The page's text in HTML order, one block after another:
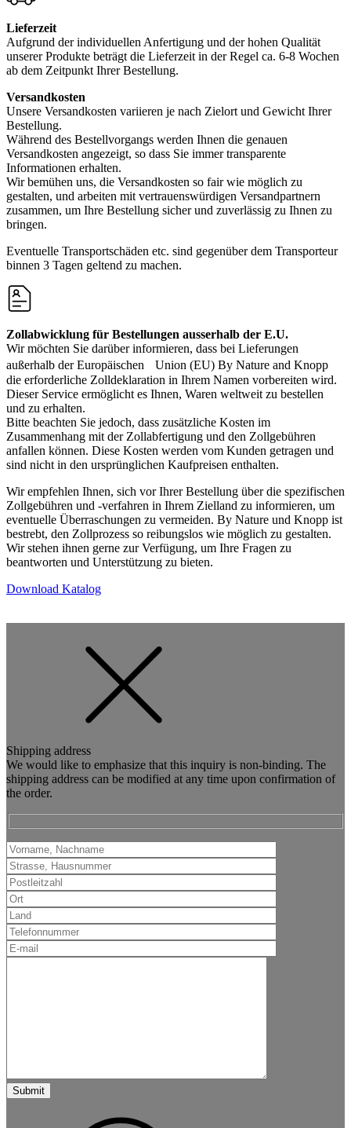
Lieferzeit
Aufgrund der individuellen Anfertigung und der hohen Qualität
unserer Produkte beträgt die Lieferzeit in der Regel ca. 6-8 Wochen
ab dem Zeitpunkt Ihrer Bestellung.
Versandkosten
Unsere Versandkosten variieren je nach Zielort und Gewicht Ihrer
Bestellung.
Während des Bestellvorgangs werden Ihnen die genauen
Versandkosten angezeigt, so dass Sie immer transparente
Informationen erhalten.
Wir bemühen uns, die Versandkosten so fair wie möglich zu
gestalten, und arbeiten mit vertrauenswürdigen Versandpartnern
zusammen, um Ihre Bestellung sicher und zuverlässig zu Ihnen zu
bringen.
Eventuelle Transportschäden etc. sind gegenüber dem Transporteur
binnen 3 Tagen geltend zu machen.
Zollabwicklung für Bestellungen ausserhalb der E.U.
Wir möchten Sie darüber informieren, dass bei Lieferungen
außerhalb der Europäischen Union (EU) By Nature and Knopp
die erforderliche Zolldeklaration in Ihrem Namen vorbereiten wird.
Dieser Service ermöglicht es Ihnen, Waren weltweit zu bestellen
und zu erhalten.
Bitte beachten Sie jedoch, dass zusätzliche Kosten im
Zusammenhang mit der Zollabfertigung und den Zollgebühren
anfallen können. Diese Kosten werden vom Kunden getragen und
sind nicht in den ursprünglichen Kaufpreisen enthalten.
Wir empfehlen Ihnen, sich vor Ihrer Bestellung über die spezifischen
Zollgebühren und -verfahren in Ihrem Zielland zu informieren, um
eventuelle Überraschungen zu vermeiden. By Nature und Knopp ist
bestrebt, den Zollprozess so reibungslos wie möglich zu gestalten.
Wir stehen ihnen gerne zur Verfügung, um Ihre Fragen zu
beantworten und Unterstützung zu bieten.
Download Katalog
Shipping address
We would like to emphasize that this inquiry is non-binding. The
shipping address can be modified at any time upon confirmation of
the order.